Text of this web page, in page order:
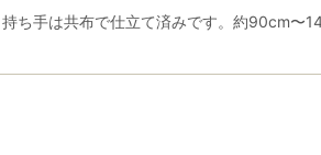
手は共布で仕立て済みです。約90cm〜